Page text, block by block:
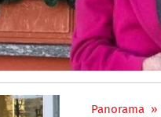
Panorama »